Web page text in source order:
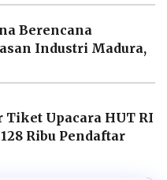
Berencana
Industri Madura,
Tiket Upacara HUT RI
Ribu Pendaftar